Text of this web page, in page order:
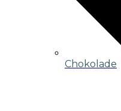
Chokolade